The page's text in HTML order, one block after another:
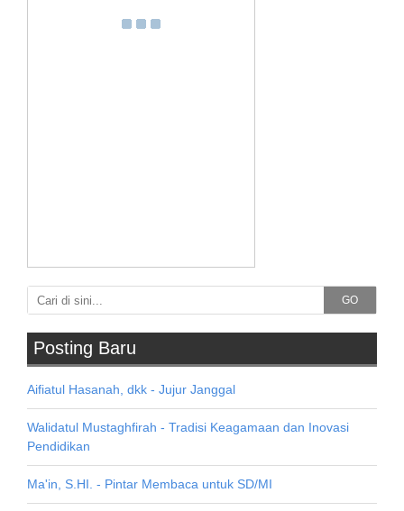
GO
Posting Baru
Aifiatul Hasanah, dkk - Jujur Janggal
Walidatul Mustaghfirah - Tradisi Keagamaan dan Inovasi
Pendidikan
Ma'in, S.HI. - Pintar Membaca untuk SD/MI